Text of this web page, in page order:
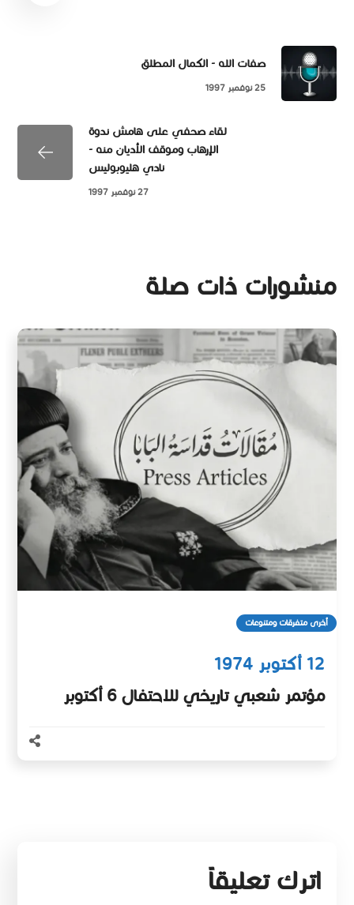
صفات الله - الكمال المطلق
25 نوفمبر 1997
لقاء صحفي على هامش ندوة
الإرهاب وموقف الأديان منه -
نادي هليوبوليس
27 نوفمبر 1997
منشورات ذات صلة
أخرى متفرقات ومتنوعات
12 أكتوبر 1974
مؤتمر شعبي تاريخي للاحتفال 6 أكتوبر
اترك تعليقاً